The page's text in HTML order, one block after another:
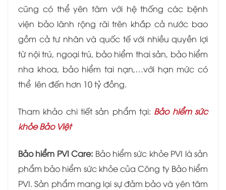
cũng có thể yên tâm với hệ thống các bệnh
viện bảo lãnh rộng rãi trên khắp cả nước bao
gồm cả tư nhân và quốc tế với nhiều quyền lợi
từ nội trú, ngoại trú, bảo hiểm thai sản, bảo hiểm
nha khoa, bảo hiểm tai nạn,…với hạn mức có
thể lên đến hơn 10 tỷ đồng.
Tham khảo chi tiết sản phẩm tại: Bảo hiểm sức
khỏe Bảo Việt
Bảo hiểm PVI Care: Bảo hiểm sức khỏe PVI là sản
phẩm bảo hiểm sức khỏe của Công ty Bảo hiểm
PVI. Sản phẩm mang lại sự đảm bảo và yên tâm